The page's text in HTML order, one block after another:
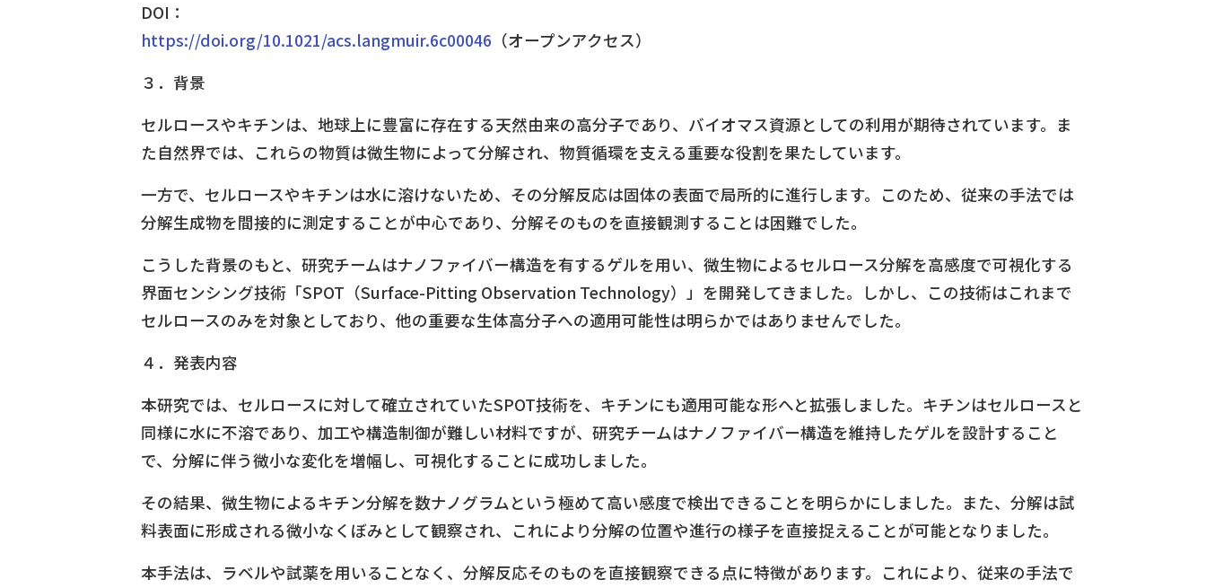
DOI：
https://doi.org/10.1021/acs.langmuir.6c00046 （オープンアクセス）
３．背景
セルロースやキチンは、地球上に豊富に存在する天然由来の高分子であり、バイオマス資源としての利用が期待されています。ま
た自然界では、これらの物質は微生物によって分解され、物質循環を支える重要な役割を果たしています。
一方で、セルロースやキチンは水に溶けないため、その分解反応は固体の表面で局所的に進行します。このため、従来の手法では
分解生成物を間接的に測定することが中心であり、分解そのものを直接観測することは困難でした。
こうした背景のもと、研究チームはナノファイバー構造を有するゲルを用い、微生物によるセルロース分解を高感度で可視化する
界面センシング技術「SPOT（Surface-Pitting Observation Technology）」を開発してきました。しかし、この技術はこれまで
セルロースのみを対象としており、他の重要な生体高分子への適用可能性は明らかではありませんでした。
４．発表内容
本研究では、セルロースに対して確立されていたSPOT技術を、キチンにも適用可能な形へと拡張しました。キチンはセルロースと
同様に水に不溶であり、加工や構造制御が難しい材料ですが、研究チームはナノファイバー構造を維持したゲルを設計すること
で、分解に伴う微小な変化を増幅し、可視化することに成功しました。
その結果、微生物によるキチン分解を数ナノグラムという極めて高い感度で検出できることを明らかにしました。また、分解は試
料表面に形成される微小なくぼみとして観察され、これにより分解の位置や進行の様子を直接捉えることが可能となりました。
本手法は、ラベルや試薬を用いることなく、分解反応そのものを直接観察できる点に特徴があります。これにより、従来の手法で